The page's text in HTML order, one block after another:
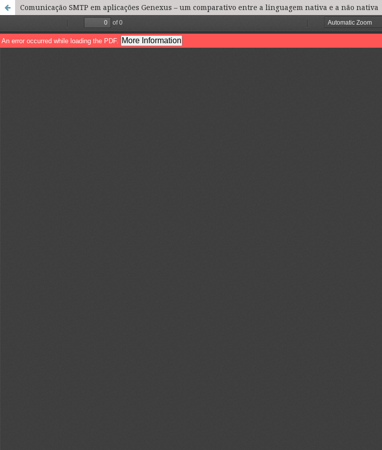
Comunicação SMTP em aplicações Genexus – um comparativo entre a linguagem nativa e a não nativa